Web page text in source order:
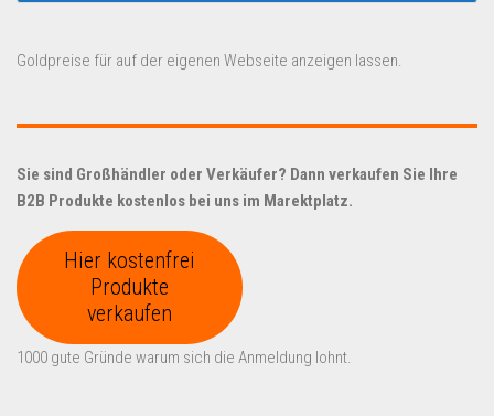
Goldpreise für auf der eigenen Webseite anzeigen lassen.
Sie sind Großhändler oder Verkäufer? Dann verkaufen Sie Ihre
B2B Produkte kostenlos bei uns im Marektplatz.
Hier kostenfrei
Produkte
verkaufen
1000 gute Gründe warum sich die Anmeldung lohnt.